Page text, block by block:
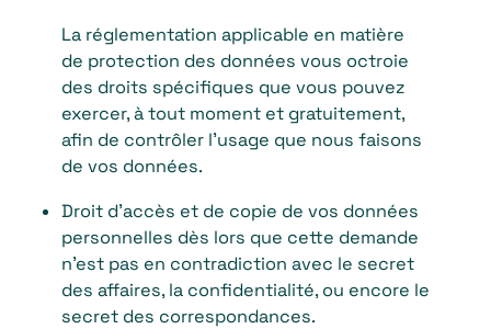
La réglementation applicable en matière
de protection des données vous octroie
des droits spécifiques que vous pouvez
exercer, à tout moment et gratuitement,
afin de contrôler l’usage que nous faisons
de vos données.
Droit d’accès et de copie de vos données
personnelles dès lors que cette demande
n’est pas en contradiction avec le secret
des affaires, la confidentialité, ou encore le
secret des correspondances.